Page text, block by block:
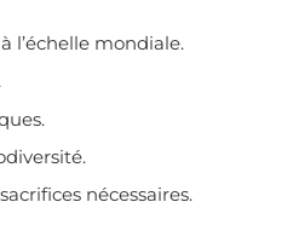
l’échelle mondiale.
nécessaires.